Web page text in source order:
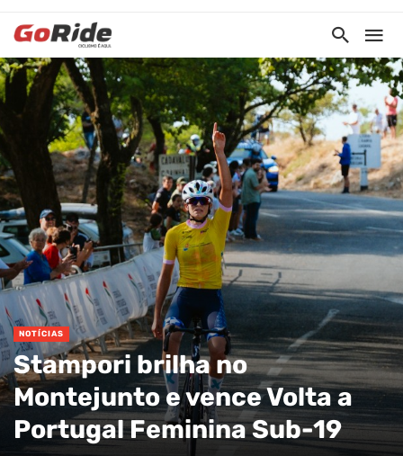
NOTÍCIAS
Stampori brilha no
Montejunto e vence Volta a
Portugal Feminina Sub-19